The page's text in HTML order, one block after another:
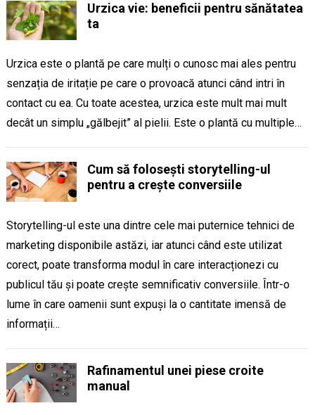
Urzica vie: beneficii pentru sănătatea
ta
Urzica este o plantă pe care mulți o cunosc mai ales pentru
senzația de iritație pe care o provoacă atunci când intri în
contact cu ea. Cu toate acestea, urzica este mult mai mult
decât un simplu „gălbejit” al pielii. Este o plantă cu multiple…
Cum să folosești storytelling-ul
pentru a crește conversiile
Storytelling-ul este una dintre cele mai puternice tehnici de
marketing disponibile astăzi, iar atunci când este utilizat
corect, poate transforma modul în care interacționezi cu
publicul tău și poate crește semnificativ conversiile. Într-o
lume în care oamenii sunt expuși la o cantitate imensă de
informații…
Rafinamentul unei piese croite
manual